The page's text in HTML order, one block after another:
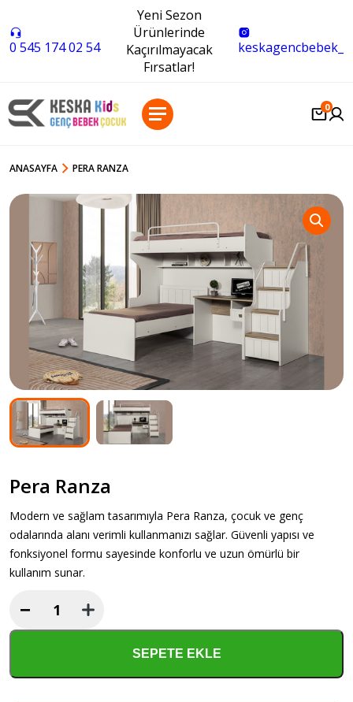
0 545 174 02 54
Yeni Sezon
Ürünlerinde
Kaçırılmayacak
Fırsatlar!
keskagencbebek_
0
ANASAYFA PERA RANZA
Pera Ranza
Modern ve sağlam tasarımıyla Pera Ranza, çocuk ve genç
odalarında alanı verimli kullanmanızı sağlar. Güvenli yapısı ve
fonksiyonel formu sayesinde konforlu ve uzun ömürlü bir
kullanım sunar.
Pera
Ranza
−
SEPETE EKLE